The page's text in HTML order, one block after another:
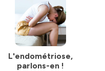
doctorante au
Reims Champagne-
expos-
savantes
L'endométriose,
parlons-en !